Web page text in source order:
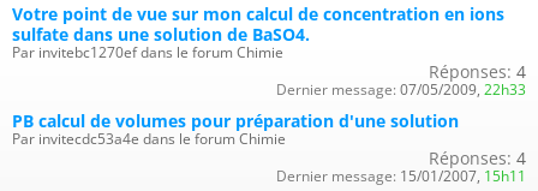
Votre point de vue sur mon calcul de concentration en ions
sulfate dans une solution de BaSO4.
Par invitebc1270ef dans le forum Chimie
Réponses: 4
Dernier message: 07/05/2009, 22h33
PB calcul de volumes pour préparation d'une solution
Par invitecdc53a4e dans le forum Chimie
Réponses: 4
Dernier message: 15/01/2007, 15h11